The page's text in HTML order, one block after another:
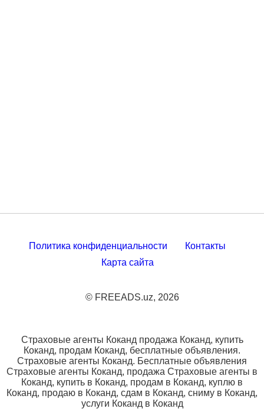
Политика конфиденциальности
Контакты
Карта сайта
© FREEADS.uz, 2026
Страховые агенты Коканд продажа Коканд, купить
Коканд, продам Коканд, бесплатные объявления.
Страховые агенты Коканд. Бесплатные объявления
Страховые агенты Коканд, продажа Страховые агенты в
Коканд, купить в Коканд, продам в Коканд, куплю в
Коканд, продаю в Коканд, сдам в Коканд, сниму в Коканд,
услуги Коканд в Коканд